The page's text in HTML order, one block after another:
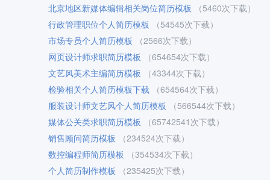
北京地区新媒体编辑相关岗位简历模板
（5460次下载）
行政管理职位个人简历模板
（54545次下载）
市场专员个人简历模板
（2566次下载）
网页设计师求职简历模板
（654654次下载）
文艺风美术主编简历模板
（43344次下载）
检验相关个人简历模板下载
（654564次下载）
服装设计师文艺风个人简历模板
（566544次下载）
媒体公关类求职简历模板
（65742541次下载）
销售顾问简历模板
（234524次下载）
数控编程师简历模板
（354534次下载）
个人简历制作模板
（235425次下载）